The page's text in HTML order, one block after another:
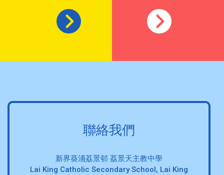
聯絡我們
新界葵涌荔景邨 荔景天主教中學
Lai King Catholic Secondary School, Lai King